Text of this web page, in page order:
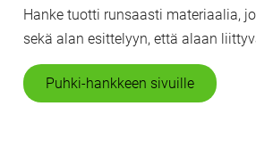
Hanke tuotti runsaasti materiaalia,
sekä alan esittelyyn, että alaan
Puhki-hankkeen sivuille